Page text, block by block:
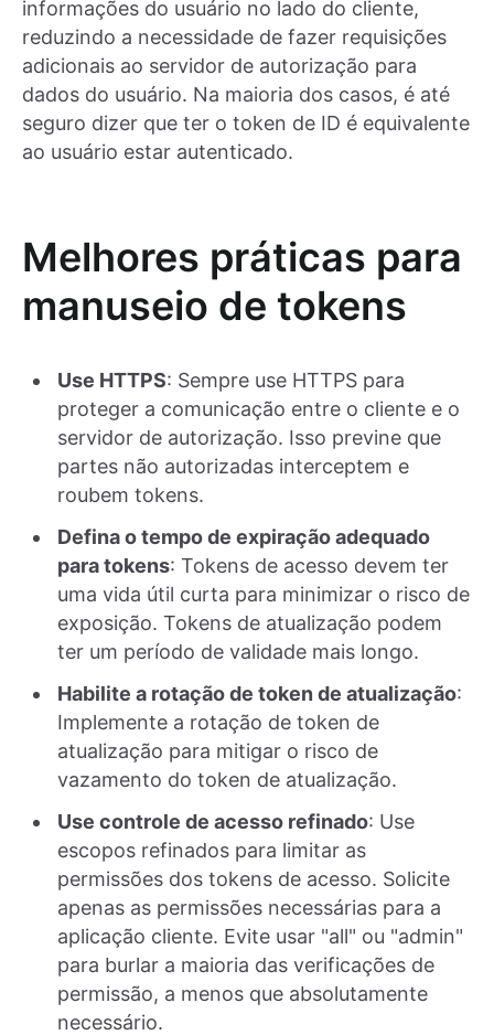
informações do usuário no lado do cliente,
reduzindo a necessidade de fazer requisições
adicionais ao servidor de autorização para
dados do usuário. Na maioria dos casos, é até
seguro dizer que ter o token de ID é equivalente
ao usuário estar autenticado.
Melhores práticas para
manuseio de tokens
Use HTTPS: Sempre use HTTPS para
proteger a comunicação entre o cliente e o
servidor de autorização. Isso previne que
partes não autorizadas interceptem e
roubem tokens.
Defina o tempo de expiração adequado
para tokens: Tokens de acesso devem ter
uma vida útil curta para minimizar o risco de
exposição. Tokens de atualização podem
ter um período de validade mais longo.
Habilite a rotação de token de atualização:
Implemente a rotação de token de
atualização para mitigar o risco de
vazamento do token de atualização.
Use controle de acesso refinado: Use
escopos refinados para limitar as
permissões dos tokens de acesso. Solicite
apenas as permissões necessárias para a
aplicação cliente. Evite usar "all" ou "admin"
para burlar a maioria das verificações de
permissão, a menos que absolutamente
necessário.